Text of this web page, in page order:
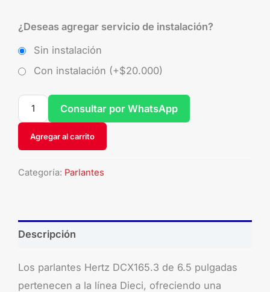
¿Deseas agregar servicio de instalación?
Sin instalación
Con instalación (+$20.000)
Agregar al carrito
Consultar por WhatsApp
Categoría: Parlantes
Descripción
Los parlantes Hertz DCX165.3 de 6.5 pulgadas
pertenecen a la línea Dieci, ofreciendo una